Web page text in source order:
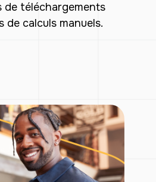
de téléchargements
de calculs manuels.